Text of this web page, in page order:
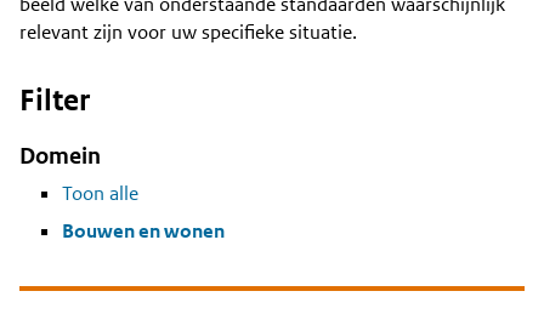
relevant zijn voor uw specifieke situatie.
Filter
Domein
Toon alle
Bouwen en wonen